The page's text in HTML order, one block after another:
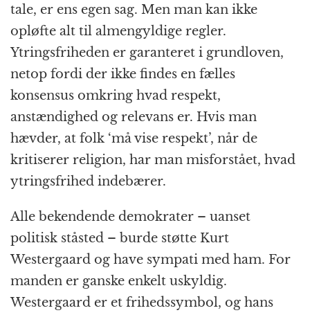
tale, er ens egen sag. Men man kan ikke
opløfte alt til almengyldige regler.
Ytringsfriheden er garanteret i grundloven,
netop fordi der ikke findes en fælles
konsensus omkring hvad respekt,
anstændighed og relevans er. Hvis man
hævder, at folk ‘må vise respekt’, når de
kritiserer religion, har man misforstået, hvad
ytringsfrihed indebærer.
Alle bekendende demokrater – uanset
politisk ståsted – burde støtte Kurt
Westergaard og have sympati med ham. For
manden er ganske enkelt uskyldig.
Westergaard er et frihedssymbol, og hans